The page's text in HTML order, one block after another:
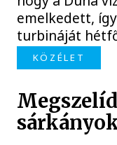
emelkedett,
turbináját
KÖZÉLET